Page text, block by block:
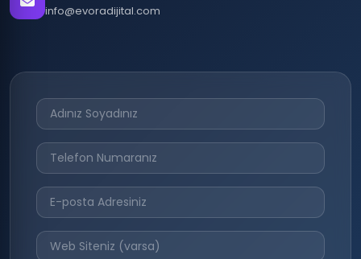
info@evoradijital.com